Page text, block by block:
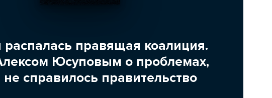
правящая коалиция.
Юсуповым о проблемах,
справилось правительство